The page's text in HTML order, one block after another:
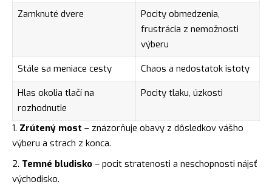
Zamknuté dvere
Pocity obmedzenia,
frustrácia z nemožnosti
výberu
Stále sa meniace cesty
Chaos a nedostatok istoty
Hlas okolia tlačí na
rozhodnutie
Pocity tlaku, úzkosti
Zrútený most – znázorňuje obavy z dôsledkov vášho
výberu a strach z konca.
Temné bludisko – pocit stratenosti a neschopnosti nájsť
východisko.